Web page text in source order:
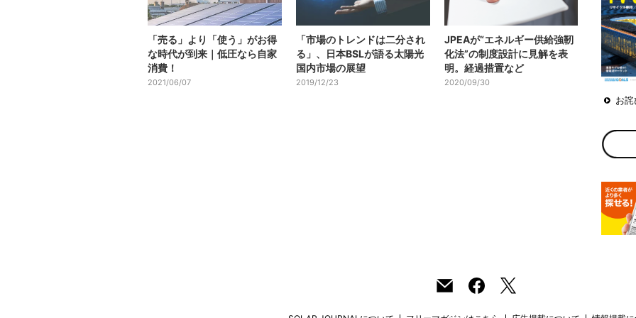
「売る」より「使う」がお得
な時代が到来｜低圧なら自家
消費！
2021/06/07
「市場のトレンドは二分され
る」、日本BSLが語る太陽光
国内市場の展望
2019/12/23
JPEAが“エネルギー供給強靭
化法”の制度設計に見解を表
明。経過措置など
2020/09/30
お